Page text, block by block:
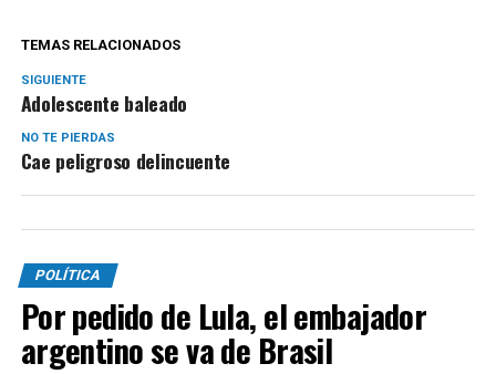
TEMAS RELACIONADOS
SIGUIENTE
Adolescente baleado
NO TE PIERDAS
Cae peligroso delincuente
POLÍTICA
Por pedido de Lula, el embajador
argentino se va de Brasil